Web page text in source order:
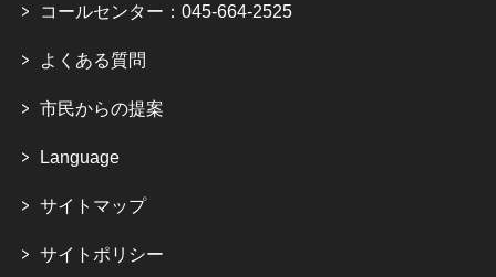
コールセンター：045-664-2525
よくある質問
市民からの提案
Language
サイトマップ
サイトポリシー